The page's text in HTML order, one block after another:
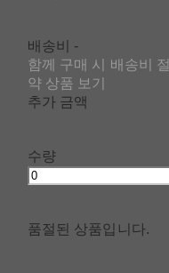
배송비 -
함께 구매 시 배송비 절
약 상품 보기
추가 금액
수량
품절된 상품입니다.